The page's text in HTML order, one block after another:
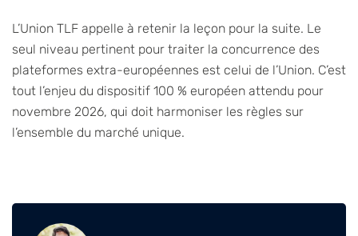
L’Union TLF appelle à retenir la leçon pour la suite. Le
seul niveau pertinent pour traiter la concurrence des
plateformes extra-européennes est celui de l’Union. C’est
tout l’enjeu du dispositif 100 % européen attendu pour
novembre 2026, qui doit harmoniser les règles sur
l’ensemble du marché unique.